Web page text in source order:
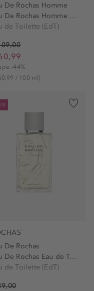
De Rochas Homme
Eau De Rochas Homme Eau de...
de Toilette (EdT)
-44%
/ 100 ml)
De Rochas
Eau De Rochas Eau de Toilette
de Toilette (EdT)